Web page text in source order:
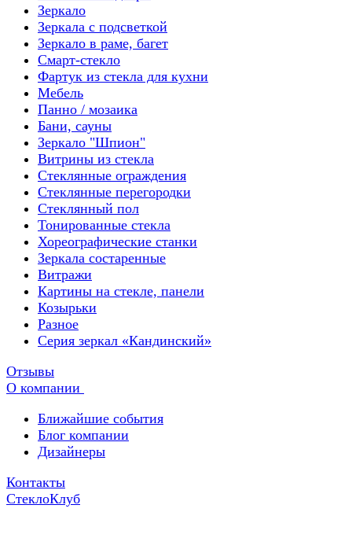
Зеркало
Зеркала с подсветкой
Зеркало в раме, багет
Смарт-стекло
Фартук из стекла для кухни
Мебель
Панно / мозаика
Бани, сауны
Зеркало "Шпион"
Витрины из стекла
Стеклянные ограждения
Стеклянные перегородки
Стеклянный пол
Тонированные стекла
Хореографические станки
Зеркала состаренные
Витражи
Картины на стекле, панели
Козырьки
Разное
Серия зеркал «Кандинский»
Отзывы
О компании
Ближайшие события
Блог компании
Дизайнеры
Контакты
СтеклоКлуб